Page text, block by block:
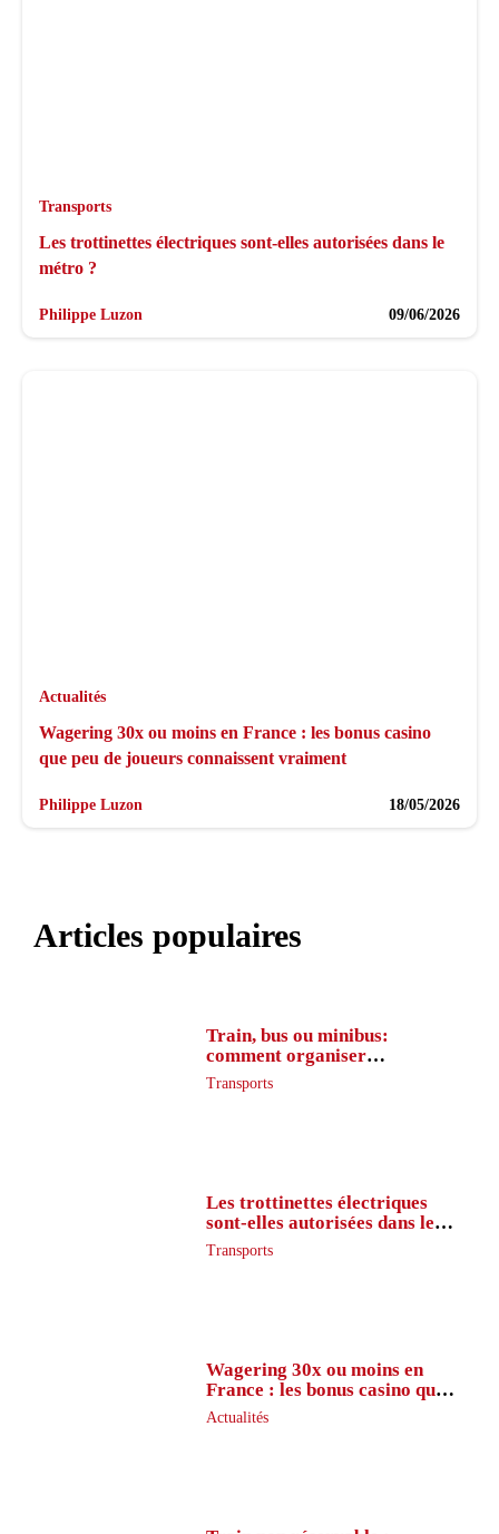
Transports
Les trottinettes électriques sont-elles autorisées dans le
métro ?
Philippe Luzon 09/06/2026
Actualités
Wagering 30x ou moins en France : les bonus casino
que peu de joueurs connaissent vraiment
Philippe Luzon 18/05/2026
Articles populaires
Train, bus ou minibus:
comment organiser
l’itinéraire en France
Transports
Les trottinettes électriques
sont-elles autorisées dans le
métro ?
Transports
Wagering 30x ou moins en
France : les bonus casino que
peu de joueurs connaissent
vraiment
Actualités